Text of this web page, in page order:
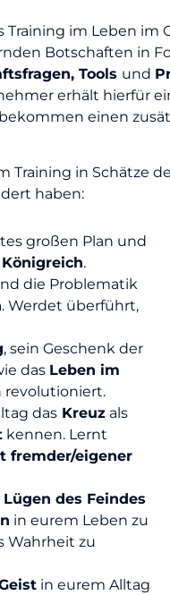
im Leben im
Botschaften in
Tools und
erhält hierfür
einen
Training in Schätze
haben:
großen Plan und
.
die Problematik
. Werdet überführt,
, sein Geschenk der
das Leben im
revolutioniert.
das Kreuz als
kennen. Lernt
fremder/eigener
Lügen des Feindes
in eurem Leben zu
Wahrheit zu
in eurem Alltag